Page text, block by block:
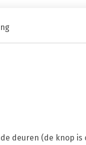
deuren (de knop is